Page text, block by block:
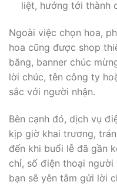
liệt, hướng tới thành
Ngoài việc chọn hoa,
hoa cũng được shop
băng, banner chúc
lời chúc, tên công ty
sắc với người nhận.
Bên cạnh đó, dịch vụ
kịp giờ khai trương,
đến khi buổi lễ đã gần
chỉ, số điện thoại người
bạn sẽ yên tâm gửi lời